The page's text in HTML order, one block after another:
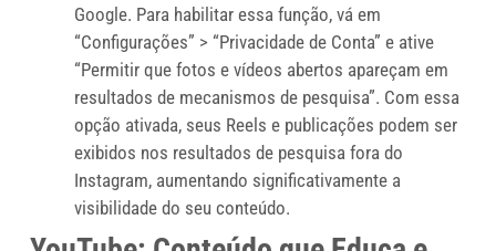
Google. Para habilitar essa função, vá em
“Configurações” > “Privacidade de Conta” e ative
“Permitir que fotos e vídeos abertos apareçam em
resultados de mecanismos de pesquisa”. Com essa
opção ativada, seus Reels e publicações podem ser
exibidos nos resultados de pesquisa fora do
Instagram, aumentando significativamente a
visibilidade do seu conteúdo.